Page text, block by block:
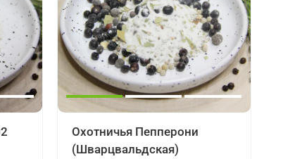
Охотничья Пепперони
(Шварцвальдская)